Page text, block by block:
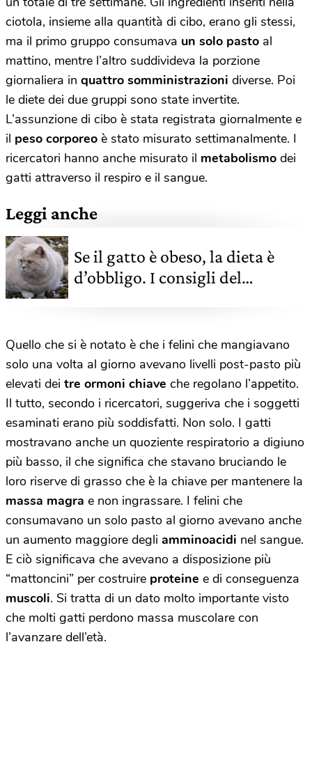
ciotola, insieme alla quantità di cibo, erano gli stessi,
ma il primo gruppo consumava un solo pasto al
mattino, mentre l’altro suddivideva la porzione
giornaliera in quattro somministrazioni diverse. Poi
le diete dei due gruppi sono state invertite.
L’assunzione di cibo è stata registrata giornalmente e
il peso corporeo è stato misurato settimanalmente. I
ricercatori hanno anche misurato il metabolismo dei
gatti attraverso il respiro e il sangue.
Leggi anche
Se il gatto è obeso, la dieta è
d’obbligo. I consigli del
Quello che si è notato è che i felini che mangiavano
solo una volta al giorno avevano livelli post-pasto più
elevati dei tre ormoni chiave che regolano l’appetito.
Il tutto, secondo i ricercatori, suggeriva che i soggetti
esaminati erano più soddisfatti. Non solo. I gatti
mostravano anche un quoziente respiratorio a digiuno
più basso, il che significa che stavano bruciando le
loro riserve di grasso che è la chiave per mantenere la
massa magra e non ingrassare. I felini che
consumavano un solo pasto al giorno avevano anche
un aumento maggiore degli amminoacidi nel sangue.
E ciò significava che avevano a disposizione più
“mattoncini” per costruire proteine ​​e di conseguenza
muscoli. Si tratta di un dato molto importante visto
che molti gatti perdono massa muscolare con
l’avanzare dell’età.